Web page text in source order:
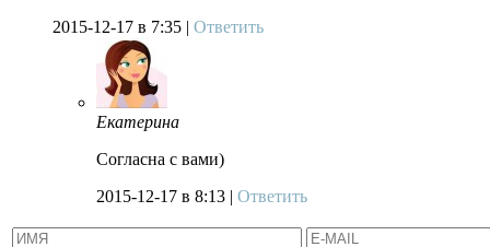
2015-12-17 в 7:35 | Ответить
Екатерина
Согласна с вами)
2015-12-17 в 8:13 | Ответить